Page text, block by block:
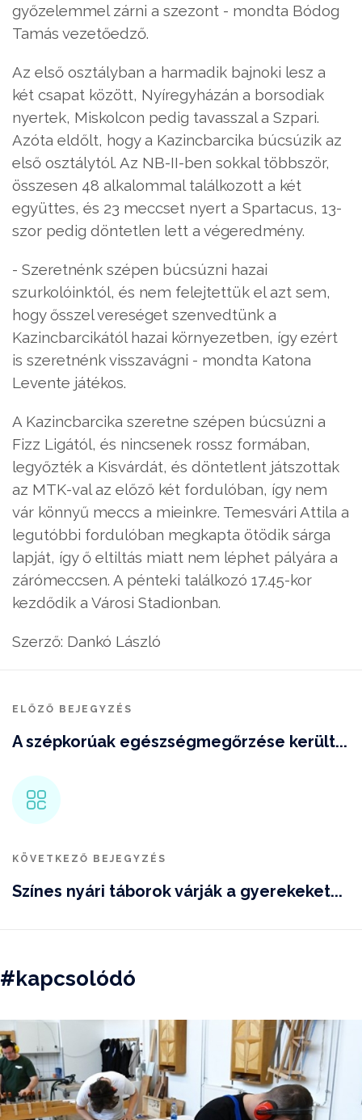
győzelemmel zárni a szezont - mondta Bódog
Tamás vezetőedző.
Az első osztályban a harmadik bajnoki lesz a
két csapat között, Nyíregyházán a borsodiak
nyertek, Miskolcon pedig tavasszal a Szpari.
Azóta eldőlt, hogy a Kazincbarcika búcsúzik az
első osztálytól. Az NB-II-ben sokkal többször,
összesen 48 alkalommal találkozott a két
együttes, és 23 meccset nyert a Spartacus, 13-
szor pedig döntetlen lett a végeredmény.
- Szeretnénk szépen búcsúzni hazai
szurkolóinktól, és nem felejtettük el azt sem,
hogy ősszel vereséget szenvedtünk a
Kazincbarcikától hazai környezetben, így ezért
is szeretnénk visszavágni - mondta Katona
Levente játékos.
A Kazincbarcika szeretne szépen búcsúzni a
Fizz Ligától, és nincsenek rossz formában,
legyőzték a Kisvárdát, és döntetlent játszottak
az MTK-val az előző két fordulóban, így nem
vár könnyű meccs a mieinkre. Temesvári Attila a
legutóbbi fordulóban megkapta ötödik sárga
lapját, így ő eltiltás miatt nem léphet pályára a
zárómeccsen. A pénteki találkozó 17.45-kor
kezdődik a Városi Stadionban.
Szerző: Dankó László
ELŐZŐ BEJEGYZÉS
A szépkorúak egészségmegőrzése került...
KÖVETKEZŐ BEJEGYZÉS
Színes nyári táborok várják a gyerekeket...
#kapcsolódó